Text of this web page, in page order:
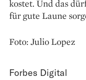
kostet. Und das
für gute Laune
Foto: Julio Lopez
Forbes Digital